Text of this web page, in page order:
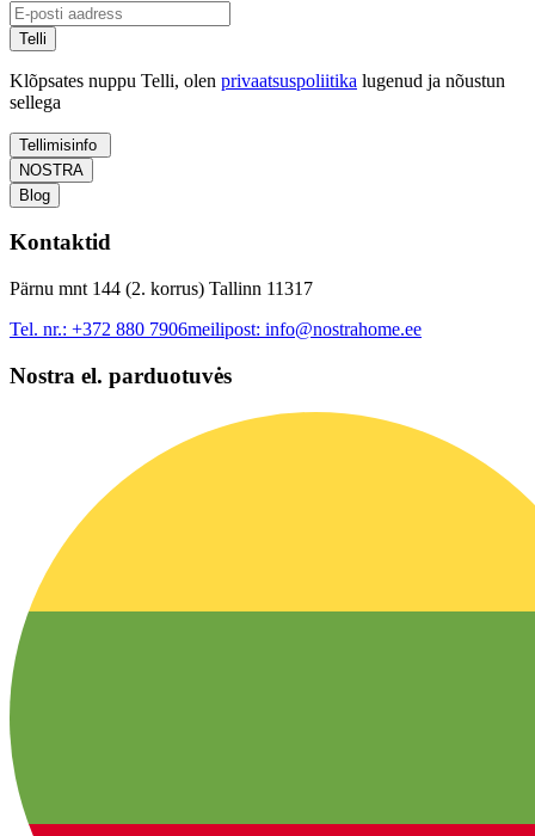
Telli
Klõpsates nuppu Telli, olen privaatsuspoliitika lugenud ja nõustun
sellega
Tellimisinfo
NOSTRA
Blog
Kontaktid
Pärnu mnt 144 (2. korrus) Tallinn 11317
Tel. nr.: +372 880 7906meilipost: info@nostrahome.ee
Nostra el. parduotuvės